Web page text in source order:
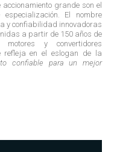
grande son el
El nombre
y ​​confiabilidad innovadoras
a partir de 150 años de
y convertidores
refleja en el eslogan de la
confiable para un mejor